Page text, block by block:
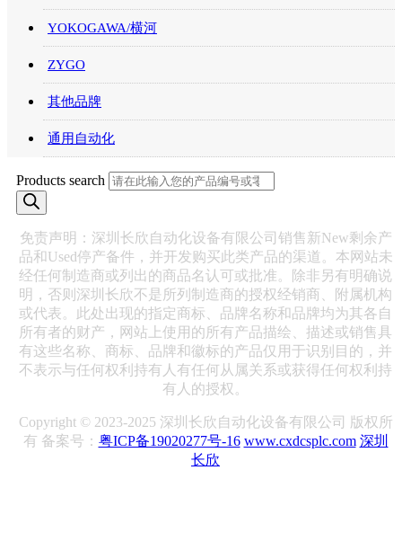
YOKOGAWA/横河
ZYGO
其他品牌
通用自动化
Products search
免责声明：深圳长欣自动化设备有限公司销售新New剩余产
品和Used停产备件，并开发购买此类产品的渠道。本网站未
经任何制造商或列出的商品名认可或批准。除非另有明确说
明，否则深圳长欣不是所列制造商的授权经销商、附属机构
或代表。此处出现的指定商标、品牌名称和品牌均为其各自
所有者的财产，网站上使用的所有产品描绘、描述或销售具
有这些名称、商标、品牌和徽标的产品仅用于识别目的，并
不表示与任何权利持有人有任何从属关系或获得任何权利持
有人的授权。
Copyright © 2023-2025 深圳长欣自动化设备有限公司 版权所
有 备案号： 粤ICP备19020277号-16 www.cxdcsplc.com 深圳
长欣